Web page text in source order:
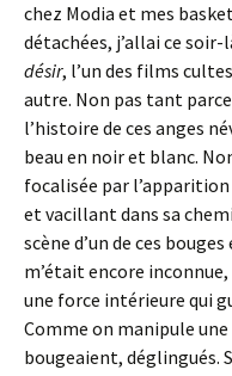
chez Modia et mes
détachées, j’allai ce
désir, l’un des films
autre. Non pas tant
l’histoire de ces anges
beau en noir et blanc.
focalisée par
et vacillant dans sa
scène d’un de ces
m’était encore
une force intérieure qui
Comme on manipule
bougeaient, déglingués.